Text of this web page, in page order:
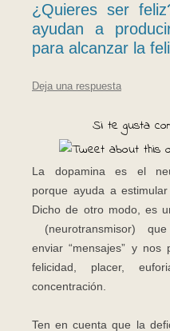
¿Quieres ser
ayudan a
para alcanzar la
Deja una respuesta
Si te gusta
La dopamina es el
porque ayuda a
Dicho de otro modo, es
(neurotransmisor)
enviar “mensajes” y nos
felicidad, placer,
concentración.
Ten en cuenta que la